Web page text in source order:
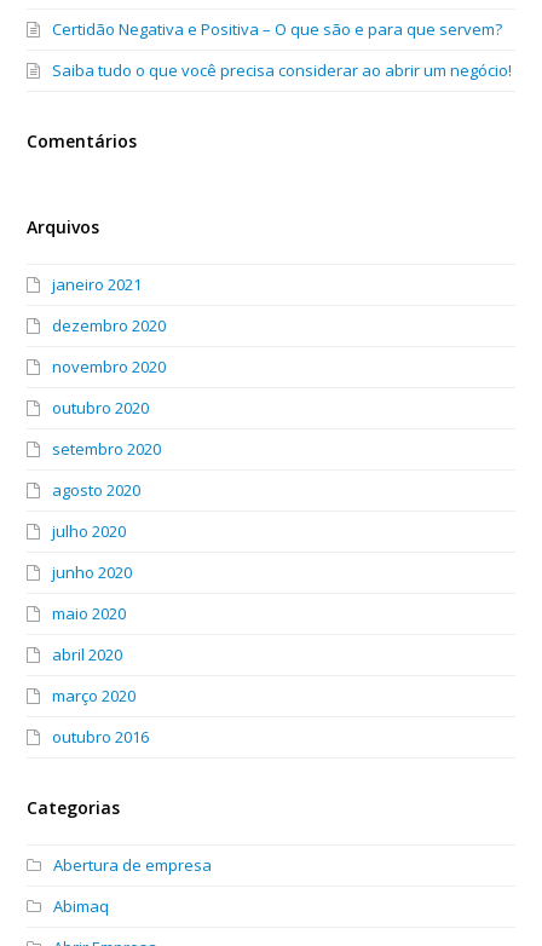
Certidão Negativa e Positiva – O que são e para que servem?
Saiba tudo o que você precisa considerar ao abrir um negócio!
Comentários
Arquivos
janeiro 2021
dezembro 2020
novembro 2020
outubro 2020
setembro 2020
agosto 2020
julho 2020
junho 2020
maio 2020
abril 2020
março 2020
outubro 2016
Categorias
Abertura de empresa
Abimaq